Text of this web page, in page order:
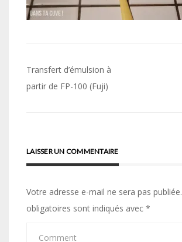
Navigation
de
Transfert d’émulsion à
partir de FP-100 (Fuji)
LAISSER UN COMMENTAIRE
Votre adresse e-mail ne sera pas publiée.
obligatoires sont indiqués avec *